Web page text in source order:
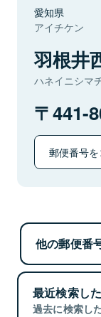
愛知県
アイチケン
羽根井
ハネイニシマ
441-
郵便番号
他の郵便番
最近検索し
過去に検索し